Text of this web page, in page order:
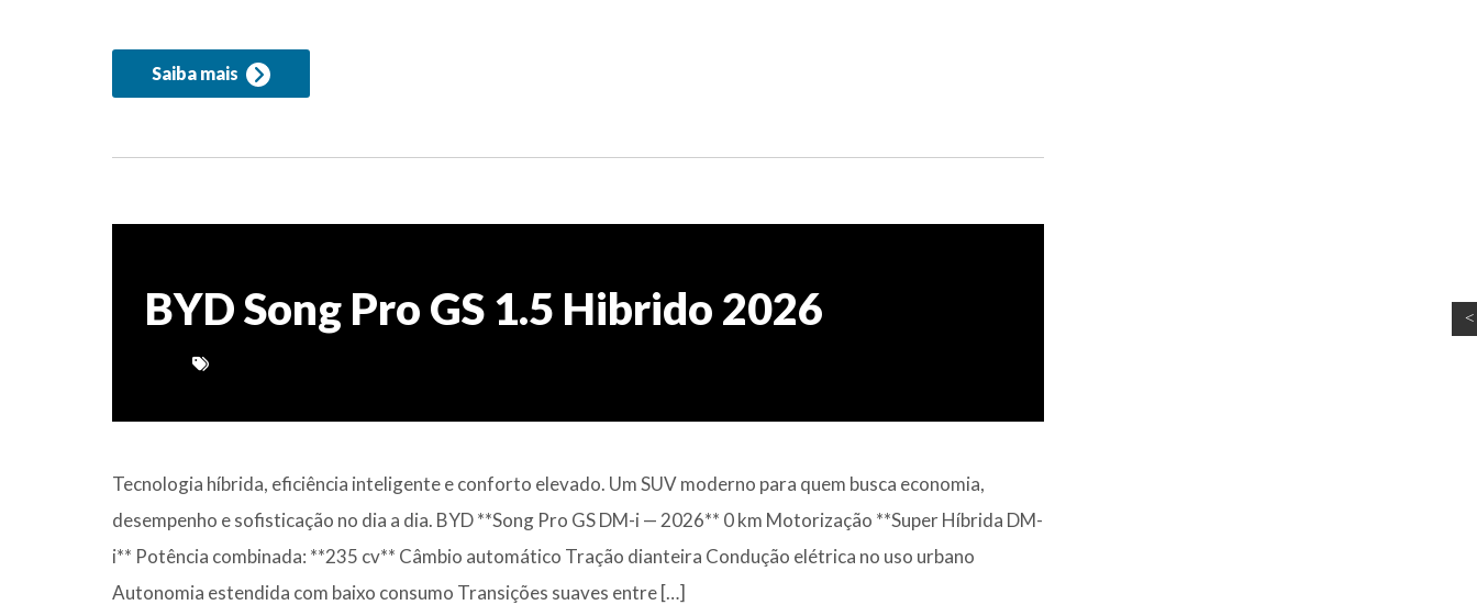
Saiba mais
BYD Song Pro GS 1.5 Hibrido 2026
Tecnologia híbrida, eficiência inteligente e conforto elevado. Um SUV moderno para quem busca economia,
desempenho e sofisticação no dia a dia. BYD **Song Pro GS DM-i — 2026** 0 km Motorização **Super Híbrida DM-
i** Potência combinada: **235 cv** Câmbio automático Tração dianteira Condução elétrica no uso urbano
Autonomia estendida com baixo consumo Transições suaves entre […]